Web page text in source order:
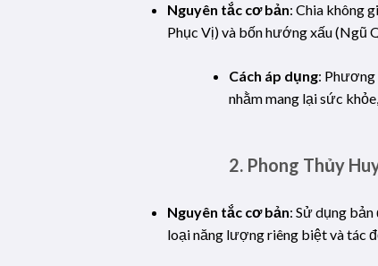
Nguyên tắc cơ bản: Chia không
Phục Vị) và bốn hướng xấu (Ngũ
Cách áp dụng: Phương
nhằm mang lại sức
2. Phong Thủy
Nguyên tắc cơ bản: Sử dụng
loại năng lượng riêng biệt và tác